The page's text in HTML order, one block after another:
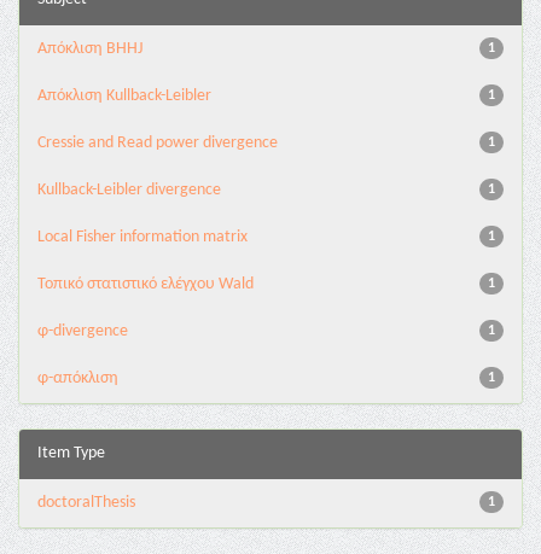
1
Aπόκλιση BHHJ
1
Aπόκλιση Kullback-Leibler
1
Cressie and Read power divergence
1
Kullback-Leibler divergence
1
Local Fisher information matrix
1
Τοπικό στατιστικό ελέγχου Wald
1
φ-divergence
1
φ-απόκλιση
Item Type
1
doctoralThesis